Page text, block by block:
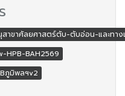
าขาศัลยศาสตร์ตับ-ตับอ่อน-และทาง
HPB-BAH2569
ภูมิพลฯv2